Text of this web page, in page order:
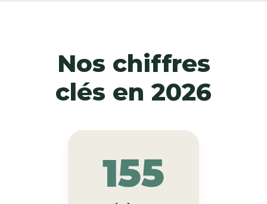
Nos chiffres
clés en 2026
155